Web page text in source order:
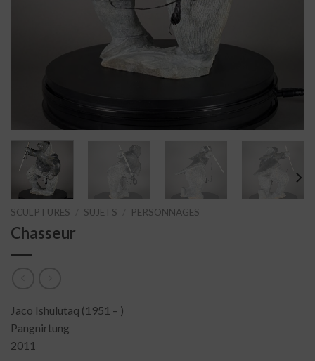
SCULPTURES SUJETS PERSONNAGES
Chasseur
Jaco Ishulutaq (1951 – )
Pangnirtung
2011